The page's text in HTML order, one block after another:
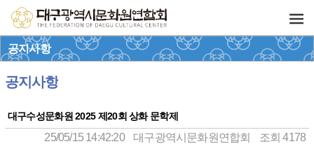
공지사항
공지사항
대구수성문화원 2025 제20회 상화 문학제
25/05/15 14:42:20 대구광역시문화원연합회 조회 4178